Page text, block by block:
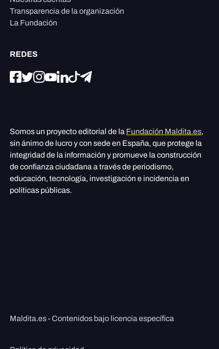
Transparencia de la organización
La Fundación
REDES
Somos un proyecto editorial de la Fundación Maldita.es,
sin ánimo de lucro y con sede en España, que protege la
integridad de la información y promueve la construcción
de confianza ciudadana a través de periodismo,
educación, tecnología, investigación e incidencia en
políticas públicas.
Maldita.es - Contenidos bajo licencia específica